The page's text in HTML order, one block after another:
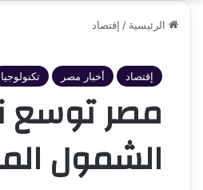
الرئيسية / إقتصاد
إقتصاد أخبار مصر تكنولوجيا
مصر توسع
الشمول